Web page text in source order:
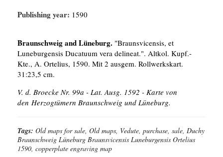
Publishing year: 1590
Braunschweig and Lüneburg. "Braunsvicensis, et
Luneburgensis Ducatuum vera delineat.". Altkol. Kupf.-
Kte., A. Ortelius, 1590. Mit 2 ausgem. Rollwerkskart.
31:23,5 cm.
V. d. Broecke Nr. 99a - Lat. Ausg. 1592 - Karte von
den Herzogtümern Braunschweig und Lüneburg.
Tags: Old maps for sale, Old maps, Vedute, purchase, sale, Duchy
Braunschweig Lüneburg Braunsvicensis Luneburgensis Ortelius
1590, copperplate engraving map